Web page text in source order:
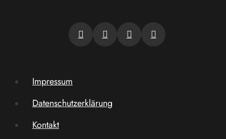
Impressum
Datenschutzerklärung
Kontakt